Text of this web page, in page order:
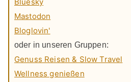
Mastodon
Bloglovin'
oder in unseren Gruppen:
Genuss Reisen & Slow Travel
Wellness genießen